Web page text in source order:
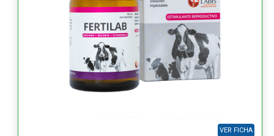
VER FICHA